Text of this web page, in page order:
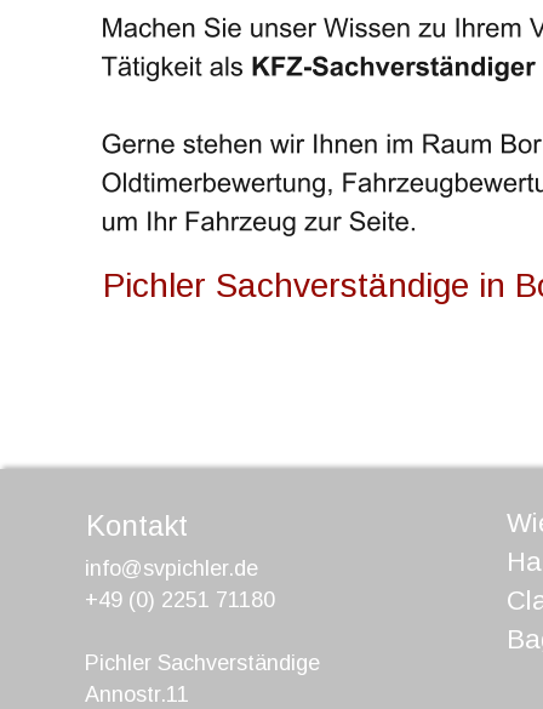
Kontakt
info@svpichler.de
+49 (0) 2251 71180
Pichler Sachverständige
Annostr.11
Pichler Sachverständige in